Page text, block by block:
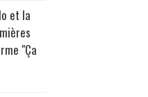
et la
"Ça